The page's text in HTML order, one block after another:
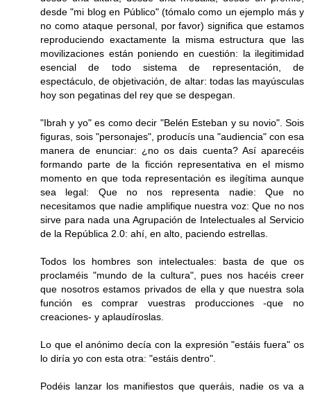
desde "mi blog en Público" (tómalo como un ejemplo más y
no como ataque personal, por favor) significa que estamos
reproduciendo exactamente la misma estructura que las
movilizaciones están poniendo en cuestión: la ilegitimidad
esencial de todo sistema de representación, de
espectáculo, de objetivación, de altar: todas las mayúsculas
hoy son pegatinas del rey que se despegan.
"Ibrah y yo" es como decir "Belén Esteban y su novio". Sois
figuras, sois "personajes", producís una "audiencia" con esa
manera de enunciar: ¿no os dais cuenta? Así aparecéis
formando parte de la ficción representativa en el mismo
momento en que toda representación es ilegítima aunque
sea legal: Que no nos representa nadie: Que no
necesitamos que nadie amplifique nuestra voz: Que no nos
sirve para nada una Agrupación de Intelectuales al Servicio
de la República 2.0: ahí, en alto, paciendo estrellas.
Todos los hombres son intelectuales: basta de que os
proclaméis "mundo de la cultura", pues nos hacéis creer
que nosotros estamos privados de ella y que nuestra sola
función es comprar vuestras producciones -que no
creaciones- y aplaudíroslas.
Lo que el anónimo decía con la expresión "estáis fuera" os
lo diría yo con esta otra: "estáis dentro".
Podéis lanzar los manifiestos que queráis, nadie os va a